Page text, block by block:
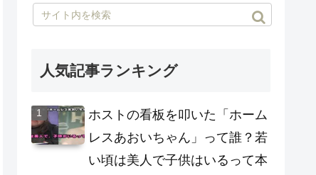
人気記事ランキング
ホストの看板を叩いた「ホーム
レスあおいちゃん」って誰？若
い頃は美人で子供はいるって本